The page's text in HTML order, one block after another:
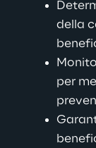
della
per